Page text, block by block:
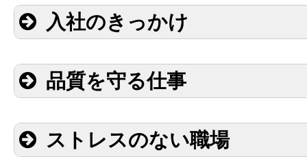
入社のきっかけ
品質を守る仕事
ストレスのない職場